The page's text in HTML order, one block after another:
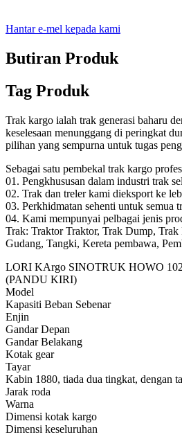
Hantar e-mel kepada kami
Butiran Produk
Tag Produk
Trak kargo ialah trak generasi baharu
keselesaan menunggang di peringkat
pilihan yang sempurna untuk tugas
Sebagai satu pembekal trak kargo
01. Pengkhususan dalam industri trak
02. Trak dan treler kami dieksport ke
03. Perkhidmatan sehenti untuk semua
04. Kami mempunyai pelbagai jenis
Trak: Traktor Traktor, Trak Dump,
Gudang, Tangki, Kereta pembawa,
LORI KArgo SINOTRUK HOWO
(PANDU KIRI)
Model
Kapasiti Beban Sebenar
Enjin
Gandar Depan
Gandar Belakang
Kotak gear
Tayar
Kabin 1880, tiada dua tingkat, dengan
Jarak roda
Warna
Dimensi kotak kargo
Dimensi keseluruhan